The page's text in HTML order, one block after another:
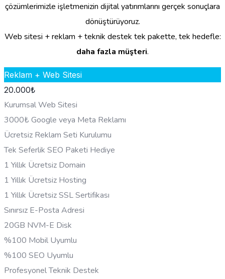
çözümlerimizle işletmenizin dijital yatırımlarını gerçek sonuçlara
dönüştürüyoruz.
Web sitesi + reklam + teknik destek tek pakette, tek hedefle:
daha fazla müşteri.
Reklam + Web Sitesi
20.000₺
Kurumsal Web Sitesi
3000₺ Google veya Meta Reklamı
Ücretsiz Reklam Seti Kurulumu
Tek Seferlik SEO Paketi Hediye
1 Yıllık Ücretsiz Domain
1 Yıllık Ücretsiz Hosting
1 Yıllık Ücretsiz SSL Sertifikası
Sınırsız E-Posta Adresi
20GB NVM-E Disk
%100 Mobil Uyumlu
%100 SEO Uyumlu
Profesyonel Teknik Destek